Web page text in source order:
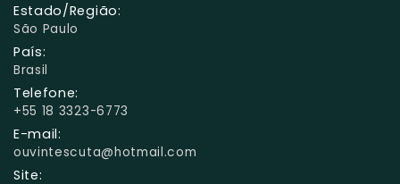
Estado/Região:
São Paulo
País:
Brasil
Telefone:
+55 18 3323-6773
E-mail:
ouvintescuta@hotmail.com
Site: